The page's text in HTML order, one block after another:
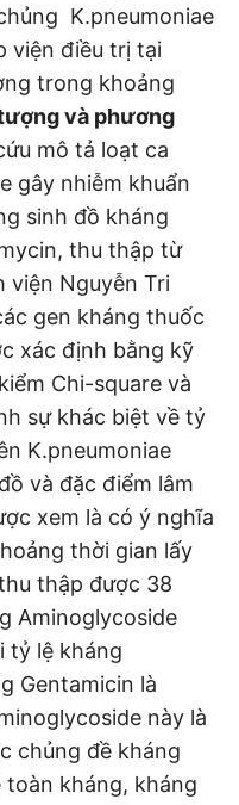
K.pneumoniae
viện điều trị tại
trong khoảng
và phương
mô tả loạt ca
gây nhiễm khuẩn
sinh đồ kháng
thu thập từ
viện Nguyễn Tri
gen kháng thuốc
xác định bằng kỹ
Chi-square và
sự khác biệt về tỷ
K.pneumoniae
và đặc điểm lâm
xem là có ý nghĩa
thời gian lấy
thập được 38
Aminoglycoside
tỷ lệ kháng
Gentamicin là
này là
chủng đề kháng
toàn kháng, kháng